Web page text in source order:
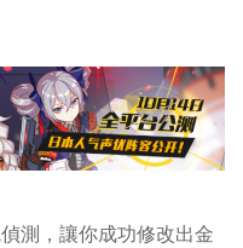
測，讓你成功修改出金